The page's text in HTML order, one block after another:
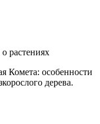
растениях
Комета: особенности
дерева.